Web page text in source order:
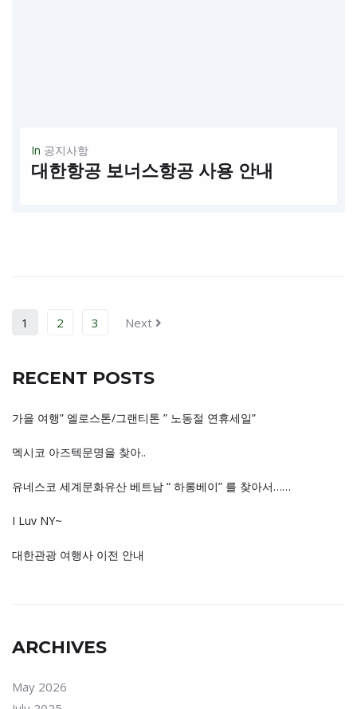
In 공지사항
대한항공 보너스항공 사용 안내
1 2 3 Next
RECENT POSTS
가을 여행” 엘로스톤/그랜티톤 ” 노동절 연휴세일”
멕시코 아즈텍문명을 찾아..
유네스코 세계문화유산 베트남 “ 하롱베이” 를 찾아서……
I Luv NY~
대한관광 여행사 이전 안내
ARCHIVES
May 2026